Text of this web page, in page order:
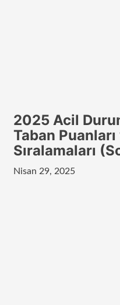
2025 Acil
Taban Puanları
Sıralamaları
Nisan 29, 2025